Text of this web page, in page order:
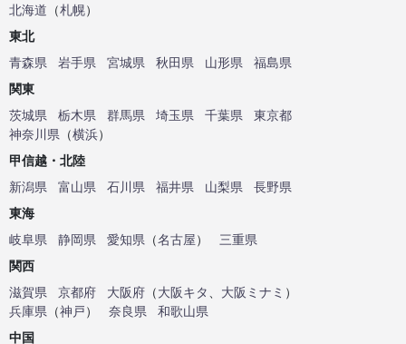
北海道 （札幌）
東北
青森県
岩手県 宮城県 秋田県 山形県
福島県
関東
茨城県
栃木県 群馬県 埼玉県 千葉県
東京都
神奈川県 （横浜）
甲信越・北陸
新潟県
富山県 石川県 福井県 山梨県
長野県
東海
岐阜県
静岡県 愛知県 （名古屋）
三重県
関西
滋賀県
京都府 大阪府 （大阪キタ 大阪ミナミ ）
兵庫県 （神戸） 奈良県
和歌山県
中国